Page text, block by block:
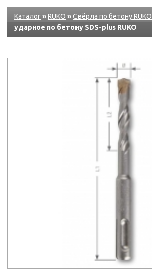
Каталог»RUKO »Свёрла по бетону RUKO
ударное по бетону SDS-plus RUKO